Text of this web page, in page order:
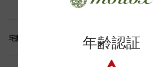
宅配サービス 有
年齢認証